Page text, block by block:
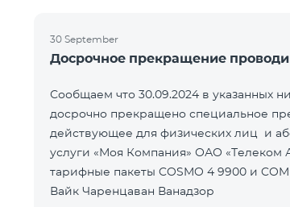
30 September
Досрочное прекращение
Сообщаем что 30.09.2024 в указанных
досрочно прекращено специальное
действующее для физических лиц и
услуги «Моя Компания» ОАО «Телеком
тарифные пакеты COSMO 4 9900 и
Вайк Чаренцаван Ванадзор